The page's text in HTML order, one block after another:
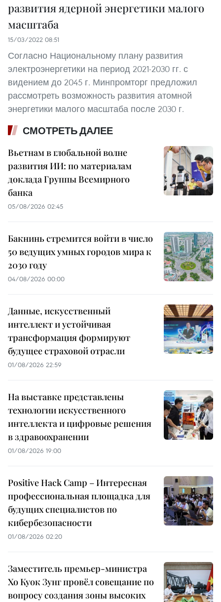
развития ядерной энергетики малого
масштаба
15/03/2022 08:51
Согласно Национальному плану развития
электроэнергетики на период 2021-2030 гг. с
видением до 2045 г. Минпромторг предложил
рассмотреть возможность развития атомной
энергетики малого масштаба после 2030 г.
СМОТРЕТЬ ДАЛЕЕ
Вьетнам в глобальной волне
развития ИИ: по материалам
доклада Группы Всемирного
банка
05/08/2026 02:45
Бакнинь стремится войти в число
50 ведущих умных городов мира к
2030 году
04/08/2026 00:00
Данные, искусственный
интеллект и устойчивая
трансформация формируют
будущее страховой отрасли
01/08/2026 22:59
На выставке представлены
технологии искусственного
интеллекта и цифровые решения
в здравоохранении
01/08/2026 19:00
Positive Hack Camp – Интересная
профессиональная площадка для
будущих специалистов по
кибербезопасности
01/08/2026 02:20
Заместитель премьер-министра
Хо Куок Зунг провёл совещание по
вопросу создания зоны высоких